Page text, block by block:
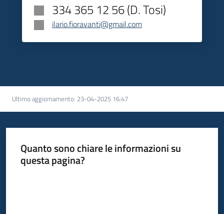
334 365 12 56 (D. Tosi)
ilario.fioravanti@gmail.com
Ultimo aggiornamento: 23-04-2025 16:47
Quanto sono chiare le informazioni su
questa pagina?